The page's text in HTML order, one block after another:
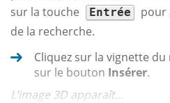
sur la touche
Entrée
pour
de la recherche.
Cliquez sur la vignette
sur le bouton Insérer.
L’image 3D apparaît...